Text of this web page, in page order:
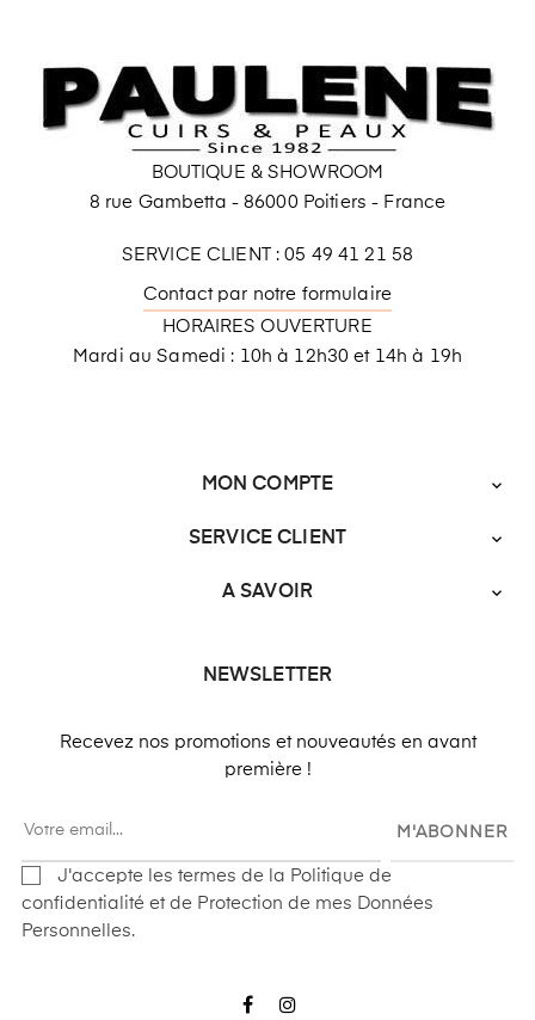
BOUTIQUE & SHOWROOM
8 rue Gambetta - 86000 Poitiers - France
SERVICE CLIENT : 05 49 41 21 58
Contact par notre formulaire
HORAIRES OUVERTURE
Mardi au Samedi : 10h à 12h30 et 14h à 19h
MON COMPTE 
SERVICE CLIENT 
A SAVOIR 
NEWSLETTER
Recevez nos promotions et nouveautés en avant
première !
M'ABONNER
J'accepte les termes de la Politique de
confidentialité et de Protection de mes Données
Personnelles.
Facebook